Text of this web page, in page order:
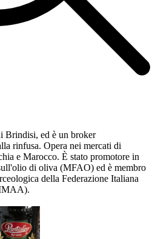
Brindisi, ed è un broker
rinfusa. Opera nei mercati di
e Marocco. È stato promotore in
di oliva (MFAO) ed è membro
della Federazione Italiana